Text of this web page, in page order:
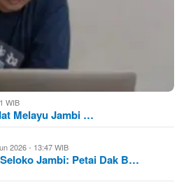
WIB
Melayu Jambi …
2026 - 13:47 WIB
Jambi: Petai Dak B…